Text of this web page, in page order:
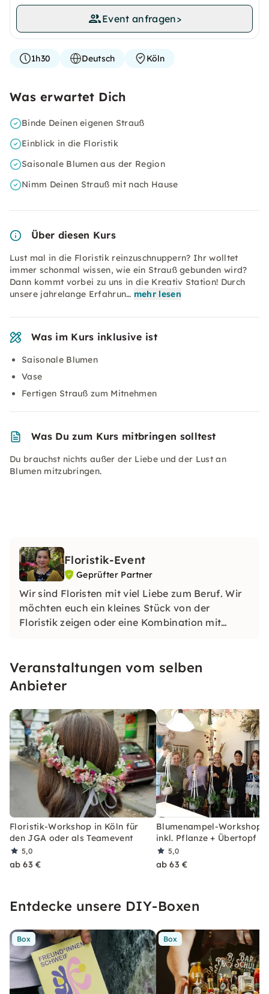
Event anfragen>
1h30 Deutsch Köln
Was erwartet Dich
Binde Deinen eigenen Strauß
Einblick in die Floristik
Saisonale Blumen aus der Region
Nimm Deinen Strauß mit nach Hause
Über diesen Kurs
Lust mal in die Floristik reinzuschnuppern? Ihr wolltet
immer schonmal wissen, wie ein Strauß gebunden wird?
Dann kommt vorbei zu uns in die Kreativ Station! Durch
unsere jahrelange Erfahrun… mehr lesen
Was im Kurs inklusive ist
Saisonale Blumen
Vase
Fertigen Strauß zum Mitnehmen
Was Du zum Kurs mitbringen solltest
Du brauchst nichts außer der Liebe und der Lust an
Blumen mitzubringen.
Floristik-Event
Geprüfter Partner
Wir sind Floristen mit viel Liebe zum Beruf. Wir
möchten euch ein kleines Stück von der
Floristik zeigen oder eine Kombination mit
Veranstaltungen vom selben
Anbieter
Floristik-Workshop in Köln für
den JGA oder als Teamevent
5,0
ab 63 €
Blumenampel-Workshop
inkl. Pflanze + Übertopf
5,0
ab 63 €
Entdecke unsere DIY-Boxen
Box Box